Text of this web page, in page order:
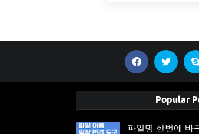
Popular
파일명 한번에 바